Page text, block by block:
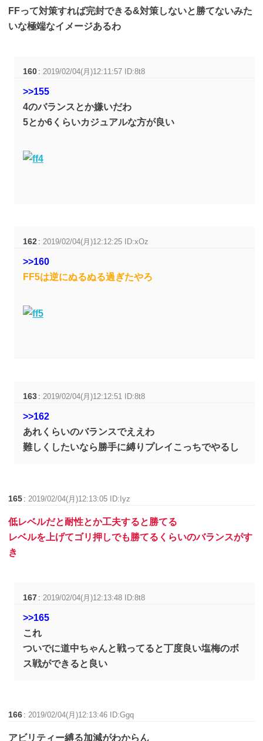
FFって対策すれば完封できる&対策しないと勝てないみた
いな極端なイメージあるわ
160 : 2019/02/04(月)12:11:57 ID:8t8
>>155
4のバランスとか嫌いだわ
5とか6くらいカジュアルな方が良い
162 :2019/02/04(月)12:12:25 ID:xOz
>>160
FF5は逆にぬるぬる過ぎたやろ
163 :2019/02/04(月)12:12:51 ID:8t8
>>162
あれくらいのバランスでええわ
難しくしたいなら勝手に縛りプレイこっちでやるし
165 : 2019/02/04(月)12:13:05 ID:Iyz
低レベルだと耐性とか工夫すると勝てる
レベルを上げてゴリ押しでも勝てるくらいのバランスがす
き
167 : 2019/02/04(月)12:13:48 ID:8t8
>>165
これ
ついでに道中ちゃんと戦ってると丁度良い塩梅のボ
ス戦ができると良い
166 : 2019/02/04(月)12:13:46 ID:Ggq
アビリティー縛る加減がわからん